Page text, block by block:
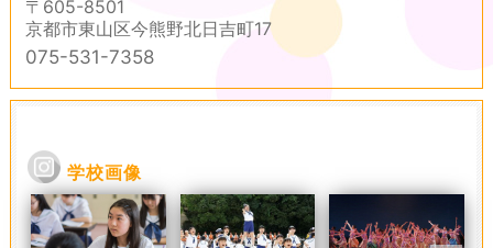
〒605-8501
京都市東山区今熊野北日吉町17
075-531-7358
学校画像